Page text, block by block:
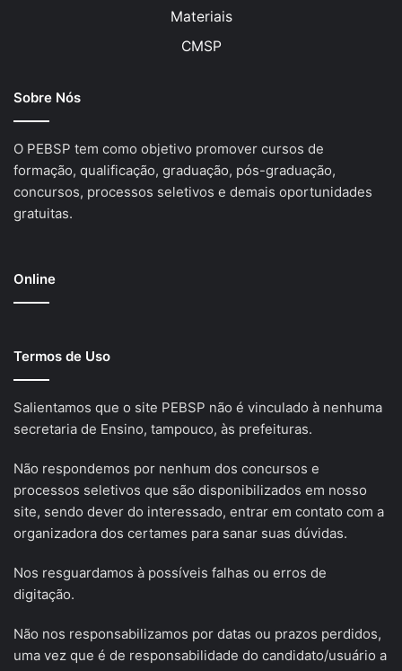
Materiais
CMSP
Sobre Nós
O PEBSP tem como objetivo promover cursos de
formação, qualificação, graduação, pós-graduação,
concursos, processos seletivos e demais oportunidades
gratuitas.
Online
Termos de Uso
Salientamos que o site PEBSP não é vinculado à nenhuma
secretaria de Ensino, tampouco, às prefeituras.
Não respondemos por nenhum dos concursos e
processos seletivos que são disponibilizados em nosso
site, sendo dever do interessado, entrar em contato com a
organizadora dos certames para sanar suas dúvidas.
Nos resguardamos à possíveis falhas ou erros de
digitação.
Não nos responsabilizamos por datas ou prazos perdidos,
uma vez que é de responsabilidade do candidato/usuário a